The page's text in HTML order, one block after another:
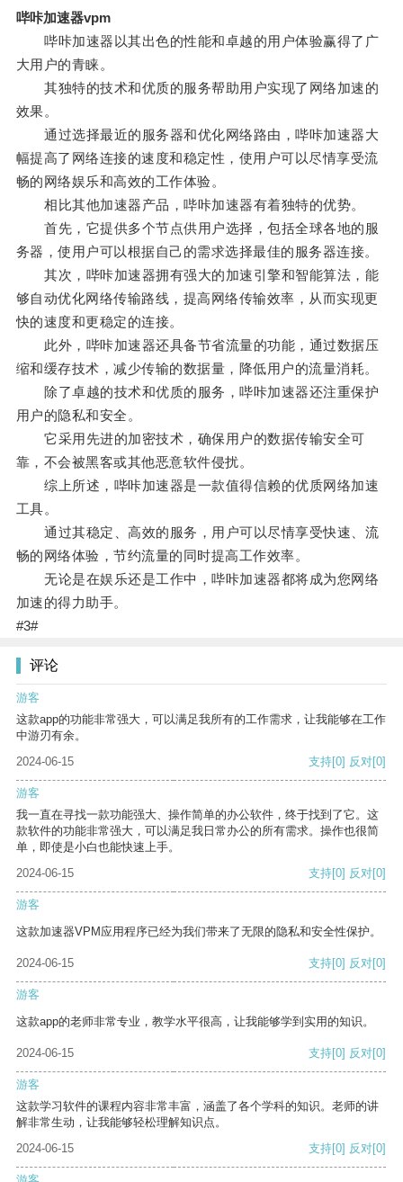
哔咔加速器vpm
哔咔加速器以其出色的性能和卓越的用户体验赢得了广
大用户的青睐。
其独特的技术和优质的服务帮助用户实现了网络加速的
效果。
通过选择最近的服务器和优化网络路由，哔咔加速器大
幅提高了网络连接的速度和稳定性，使用户可以尽情享受流
畅的网络娱乐和高效的工作体验。
相比其他加速器产品，哔咔加速器有着独特的优势。
首先，它提供多个节点供用户选择，包括全球各地的服
务器，使用户可以根据自己的需求选择最佳的服务器连接。
其次，哔咔加速器拥有强大的加速引擎和智能算法，能
够自动优化网络传输路线，提高网络传输效率，从而实现更
快的速度和更稳定的连接。
此外，哔咔加速器还具备节省流量的功能，通过数据压
缩和缓存技术，减少传输的数据量，降低用户的流量消耗。
除了卓越的技术和优质的服务，哔咔加速器还注重保护
用户的隐私和安全。
它采用先进的加密技术，确保用户的数据传输安全可
靠，不会被黑客或其他恶意软件侵扰。
综上所述，哔咔加速器是一款值得信赖的优质网络加速
工具。
通过其稳定、高效的服务，用户可以尽情享受快速、流
畅的网络体验，节约流量的同时提高工作效率。
无论是在娱乐还是工作中，哔咔加速器都将成为您网络
加速的得力助手。
#3#
评论
游客
这款app的功能非常强大，可以满足我所有的工作需求，让我能够在工作
中游刃有余。
2024-06-15
支持[0] 反对[0]
游客
我一直在寻找一款功能强大、操作简单的办公软件，终于找到了它。这
款软件的功能非常强大，可以满足我日常办公的所有需求。操作也很简
单，即使是小白也能快速上手。
2024-06-15
支持[0] 反对[0]
游客
这款加速器VPM应用程序已经为我们带来了无限的隐私和安全性保护。
2024-06-15 支持[0] 反对[0]
游客
这款app的老师非常专业，教学水平很高，让我能够学到实用的知识。
2024-06-15 支持[0] 反对[0]
游客
这款学习软件的课程内容非常丰富，涵盖了各个学科的知识。老师的讲
解非常生动，让我能够轻松理解知识点。
2024-06-15
支持[0] 反对[0]